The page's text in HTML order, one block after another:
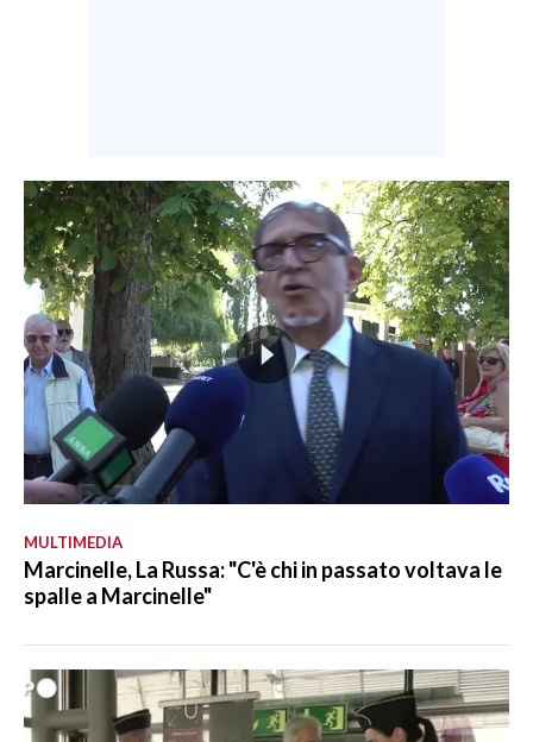
MULTIMEDIA
Marcinelle, La Russa: "C'è chi in passato voltava le
spalle a Marcinelle"